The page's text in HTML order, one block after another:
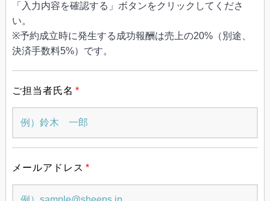
「入力内容を確認する」ボタンをクリックしてくださ
い。
※予約成立時に発生する成功報酬は売上の20%（別途、
決済手数料5%）です。
ご担当者氏名 *
メールアドレス *